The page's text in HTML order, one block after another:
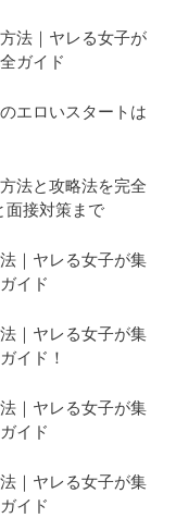
法｜ヤレる女子が
ガイド
エロいスタートは
法と攻略法を完全
面接対策まで
｜ヤレる女子が集
イド
｜ヤレる女子が集
イド！
｜ヤレる女子が集
イド
｜ヤレる女子が集
イド